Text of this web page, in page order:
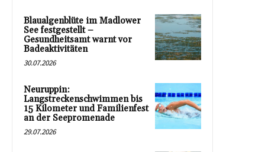
Blaualgenblüte im Madlower
See festgestellt –
Gesundheitsamt warnt vor
Badeaktivitäten
30.07.2026
Neuruppin:
Langstreckenschwimmen bis
15 Kilometer und Familienfest
an der Seepromenade
29.07.2026